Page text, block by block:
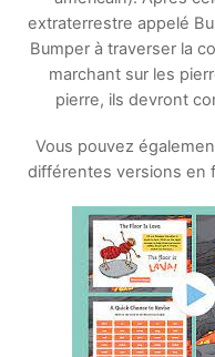
extraterrestre appelé
Bumper à traverser la
marchant sur les
pierre, ils devront
Vous pouvez
différentes versions en